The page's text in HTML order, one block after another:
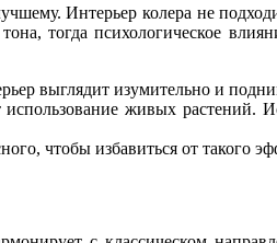
Интерьер колера не
тогда психологическое
выглядит изумительно и
живых растений.
чтобы избавиться от такого